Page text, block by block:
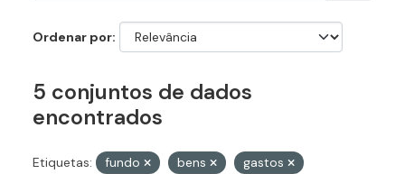
Ordenar por
5 conjuntos de dados
encontrados
Etiquetas: fundo bens
gastos